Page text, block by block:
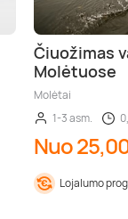
Čiuožimas
Molėtuose
Molėtai
1-3 asm.
Nuo
Lojalumo